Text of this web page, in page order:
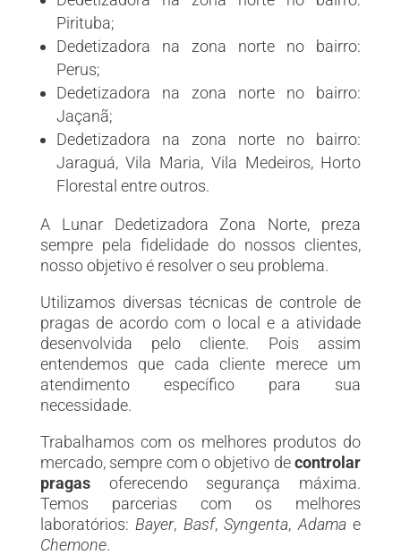
Pirituba;
Dedetizadora na zona norte no bairro:
Perus;
Dedetizadora na zona norte no bairro:
Jaçanã;
Dedetizadora na zona norte no bairro:
Jaraguá, Vila Maria, Vila Medeiros, Horto
Florestal entre outros.
A Lunar Dedetizadora Zona Norte, preza
sempre pela fidelidade do nossos clientes,
nosso objetivo é resolver o seu problema.
Utilizamos diversas técnicas de controle de
pragas de acordo com o local e a atividade
desenvolvida pelo cliente. Pois assim
entendemos que cada cliente merece um
atendimento específico para sua
necessidade.
Trabalhamos com os melhores produtos do
mercado, sempre com o objetivo decontrolar
pragasoferecendo segurança máxima.
Temos parcerias com os melhores
laboratórios: Bayer, Basf,Syngenta, Adamae
Chemone.